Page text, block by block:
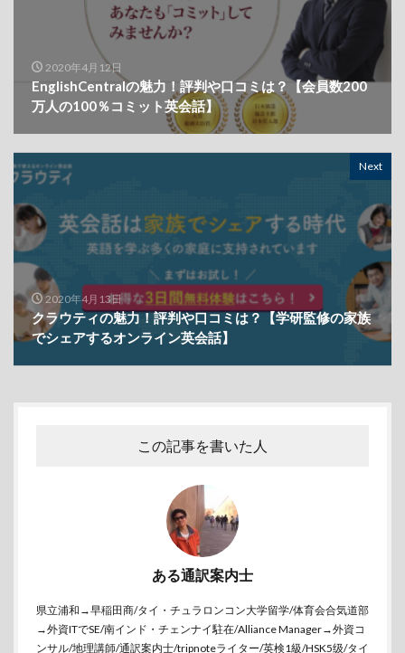
2020年4月12日
EnglishCentralの魅力！評判や口コミは？【会員数200
万人の100％コミット英会話】
Next
2020年4月13日
クラウティの魅力！評判や口コミは？【学研監修の家族
でシェアするオンライン英会話】
この記事を書いた人
ある通訳案内士
県立浦和→早稲田商/タイ・チュラロンコン大学留学/体育会合気道部
→外資ITでSE/南インド・チェンナイ駐在/Alliance Manager→外資コ
ンサル/地理講師/通訳案内士/tripnoteライター/英検1級/HSK5级/タイ